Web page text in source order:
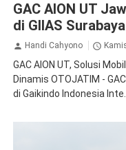
GAC AION UT
di GIIAS
Handi Cahyono
GAC AION UT, Solusi
Dinamis OTOJATIM -
di Gaikindo Indonesia Inte...